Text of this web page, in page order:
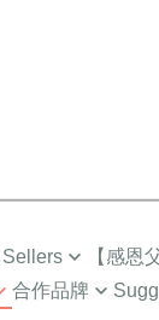
【感恩
合作品牌